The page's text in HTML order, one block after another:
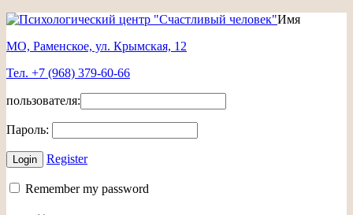
МО, Раменское, ул. Крымская, 12
Тел. +7 (968) 379-60-66
Имя
пользователя:
Пароль:
Register
Remember my password